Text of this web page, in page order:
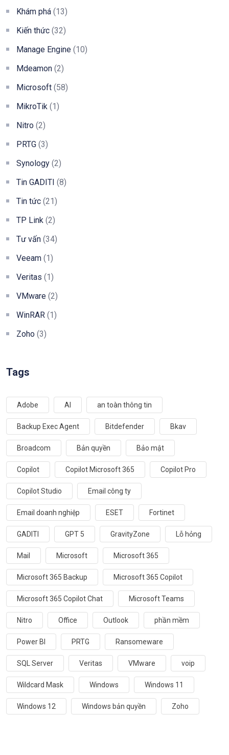
Khám phá (13)
Kiến thức (32)
Manage Engine (10)
Mdeamon (2)
Microsoft (58)
MikroTik (1)
Nitro (2)
PRTG (3)
Synology (2)
Tin GADITI (8)
Tin tức (21)
TP Link (2)
Tư vấn (34)
Veeam (1)
Veritas (1)
VMware (2)
WinRAR (1)
Zoho (3)
Tags
Adobe AI an toàn thông tin
Backup Exec Agent Bitdefender Bkav
Broadcom Bản quyền Bảo mật
Copilot Copilot Microsoft 365 Copilot Pro
Copilot Studio Email công ty
Email doanh nghiệp ESET Fortinet
GADITI GPT 5 GravityZone Lỗ hỏng
Mail Microsoft Microsoft 365
Microsoft 365 Backup Microsoft 365 Copilot
Microsoft 365 Copilot Chat Microsoft Teams
Nitro Office Outlook phần mềm
Power BI PRTG Ransomeware
SQL Server Veritas VMware voip
Wildcard Mask Windows Windows 11
Windows 12 Windows bản quyền Zoho